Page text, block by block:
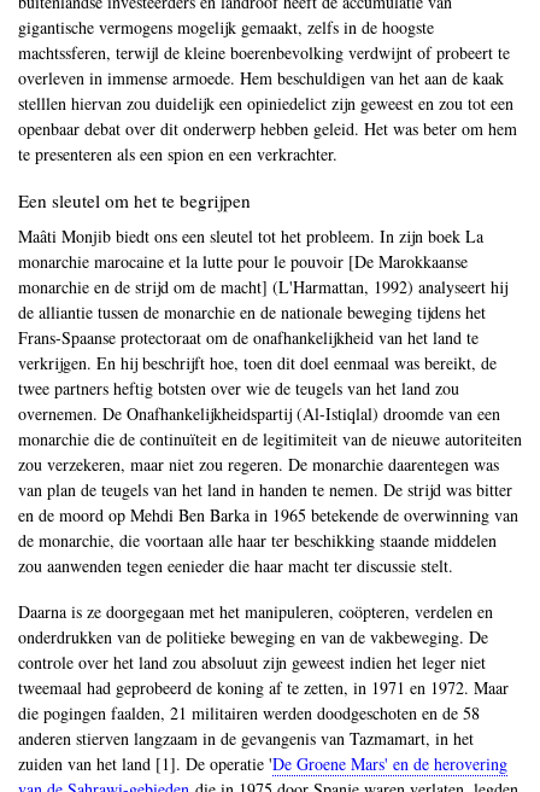
gigantische vermogens mogelijk gemaakt, zelfs in de hoogste
machtssferen, terwijl de kleine boerenbevolking verdwijnt of probeert te
overleven in immense armoede. Hem beschuldigen van het aan de kaak
stelllen hiervan zou duidelijk een opiniedelict zijn geweest en zou tot een
openbaar debat over dit onderwerp hebben geleid. Het was beter om hem
te presenteren als een spion en een verkrachter.
Een sleutel om het te begrijpen
Maâti Monjib biedt ons een sleutel tot het probleem. In zijn boek La
monarchie marocaine et la lutte pour le pouvoir [De Marokkaanse
monarchie en de strijd om de macht] (L'Harmattan, 1992) analyseert hij
de alliantie tussen de monarchie en de nationale beweging tijdens het
Frans-Spaanse protectoraat om de onafhankelijkheid van het land te
verkrijgen. En hij beschrijft hoe, toen dit doel eenmaal was bereikt, de
twee partners heftig botsten over wie de teugels van het land zou
overnemen. De Onafhankelijkheidspartij (Al-Istiqlal) droomde van een
monarchie die de continuïteit en de legitimiteit van de nieuwe autoriteiten
zou verzekeren, maar niet zou regeren. De monarchie daarentegen was
van plan de teugels van het land in handen te nemen. De strijd was bitter
en de moord op Mehdi Ben Barka in 1965 betekende de overwinning van
de monarchie, die voortaan alle haar ter beschikking staande middelen
zou aanwenden tegen eenieder die haar macht ter discussie stelt.
Daarna is ze doorgegaan met het manipuleren, coöpteren, verdelen en
onderdrukken van de politieke beweging en van de vakbeweging. De
controle over het land zou absoluut zijn geweest indien het leger niet
tweemaal had geprobeerd de koning af te zetten, in 1971 en 1972. Maar
die pogingen faalden, 21 militairen werden doodgeschoten en de 58
anderen stierven langzaam in de gevangenis van Tazmamart, in het
zuiden van het land [1]. De operatie 'De Groene Mars' en de herovering